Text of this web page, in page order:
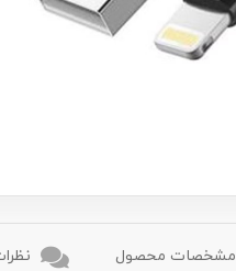
مشخصات محصول